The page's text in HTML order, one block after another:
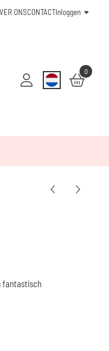
ONSCONTACTInloggen
0
fantastisch